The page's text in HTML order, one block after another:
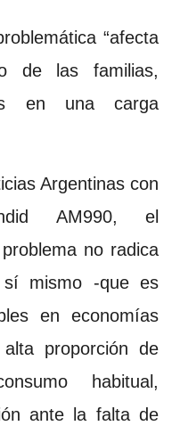
“afecta
de las familias,
en una carga
Argentinas con
AM990, el
no radica
sí mismo -que es
en economías
proporción de
habitual,
ante la falta de